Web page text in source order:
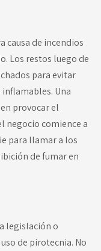
causa de incendios
Los restos luego de
para evitar
Una
provocar el
negocio comience a
para llamar a los
de fumar en
legislación o
de pirotecnia. No